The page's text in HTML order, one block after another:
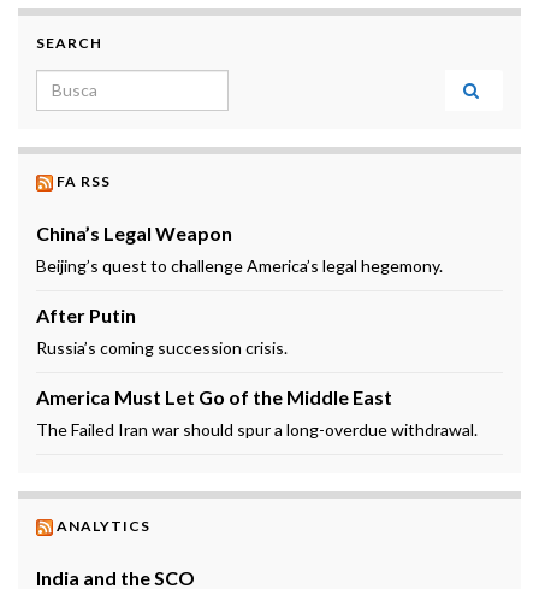
SEARCH
Search for:
FA RSS
China’s Legal Weapon
Beijing’s quest to challenge America’s legal hegemony.
After Putin
Russia’s coming succession crisis.
America Must Let Go of the Middle East
The Failed Iran war should spur a long-overdue withdrawal.
ANALYTICS
India and the SCO